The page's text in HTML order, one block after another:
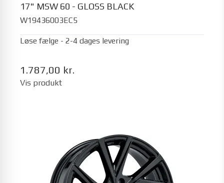
17" MSW 60 - GLOSS BLACK
W19436003EC5
Løse fælge - 2-4 dages levering
1.787,00 kr.
Vis produkt